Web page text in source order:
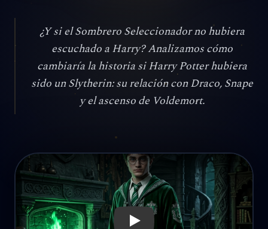
¿Y si el Sombrero Seleccionador no hubiera
escuchado a Harry? Analizamos cómo
cambiaría la historia si Harry Potter hubiera
sido un Slytherin: su relación con Draco, Snape
y el ascenso de Voldemort.
Reproducir: ¿Qué hubiera pasado si Harry Potter fuera un